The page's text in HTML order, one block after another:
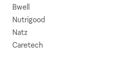
Bwell
Nutrigood
Natz
Caretech